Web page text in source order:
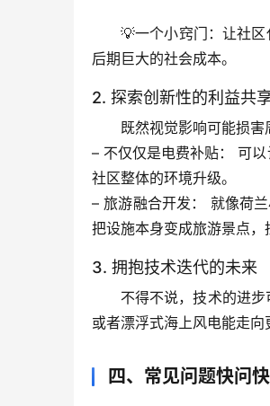
💡一个小窍门：让社区
后期巨大的社会成本。
2. 探索创新性的利益共
既然视觉影响可能损害
– 不仅仅是电费补贴：
可以
社区整体的环境升级。
– 旅游融合开发：
就像荷
把设施本身变成旅游景点，
3. 拥抱技术迭代的未来
不得不说，技术的进
或者漂浮式海上风电能走向
四、常见问题快问